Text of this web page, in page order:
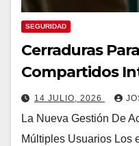
SEGURIDAD
Cerraduras
Compartidos
14 JULIO, 2026
La Nueva Gestión De
Múltiples Usuarios Los